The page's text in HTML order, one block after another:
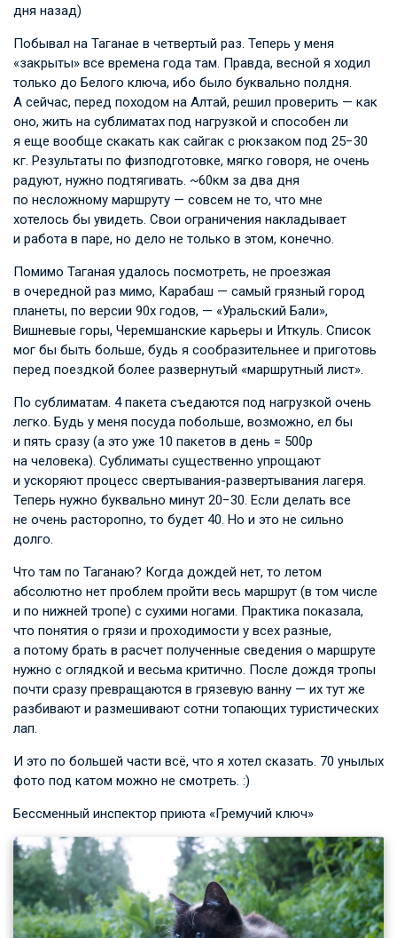
дня назад)
Побывал на Таганае в четвертый раз. Теперь у меня
«закрыты» все времена года там. Правда, весной я ходил
только до Белого ключа, ибо было буквально полдня.
А сейчас, перед походом на Алтай, решил проверить — как
оно, жить на сублиматах под нагрузкой и способен ли
я еще вообще скакать как сайгак с рюкзаком под 25−30
кг. Результаты по физподготовке, мягко говоря, не очень
радуют, нужно подтягивать. ~60км за два дня
по несложному маршруту — совсем не то, что мне
хотелось бы увидеть. Свои ограничения накладывает
и работа в паре, но дело не только в этом, конечно.
Помимо Таганая удалось посмотреть, не проезжая
в очередной раз мимо, Карабаш — самый грязный город
планеты, по версии 90х годов, — «Уральский Бали»,
Вишневые горы, Черемшанские карьеры и Иткуль. Список
мог бы быть больше, будь я сообразительнее и приготовь
перед поездкой более развернутый «маршрутный лист».
По сублиматам. 4 пакета съедаются под нагрузкой очень
легко. Будь у меня посуда побольше, возможно, ел бы
и пять сразу (а это уже 10 пакетов в день = 500р
на человека). Сублиматы существенно упрощают
и ускоряют процесс свертывания-развертывания лагеря.
Теперь нужно буквально минут 20−30. Если делать все
не очень расторопно, то будет 40. Но и это не сильно
долго.
Что там по Таганаю? Когда дождей нет, то летом
абсолютно нет проблем пройти весь маршрут (в том числе
и по нижней тропе) с сухими ногами. Практика показала,
что понятия о грязи и проходимости у всех разные,
а потому брать в расчет полученные сведения о маршруте
нужно с оглядкой и весьма критично. После дождя тропы
почти сразу превращаются в грязевую ванну — их тут же
разбивают и размешивают сотни топающих туристических
лап.
И это по большей части всё, что я хотел сказать. 70 унылых
фото под катом можно не смотреть. :)
Бессменный инспектор приюта «Гремучий ключ»